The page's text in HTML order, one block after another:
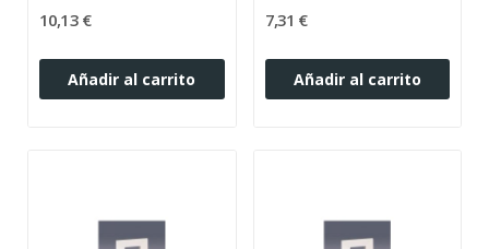
10,13 €
Añadir al carrito
7,31 €
Añadir al carrito